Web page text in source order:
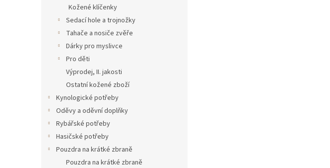
Kožené klíčenky
Sedací hole a trojnožky
Tahače a nosiče zvěře
Dárky pro myslivce
Pro děti
Výprodej, II. jakosti
Ostatní kožené zboží
Kynologické potřeby
Oděvy a oděvní doplňky
Rybářské potřeby
Hasičské potřeby
Pouzdra na krátké zbraně
Pouzdra na krátké zbraně